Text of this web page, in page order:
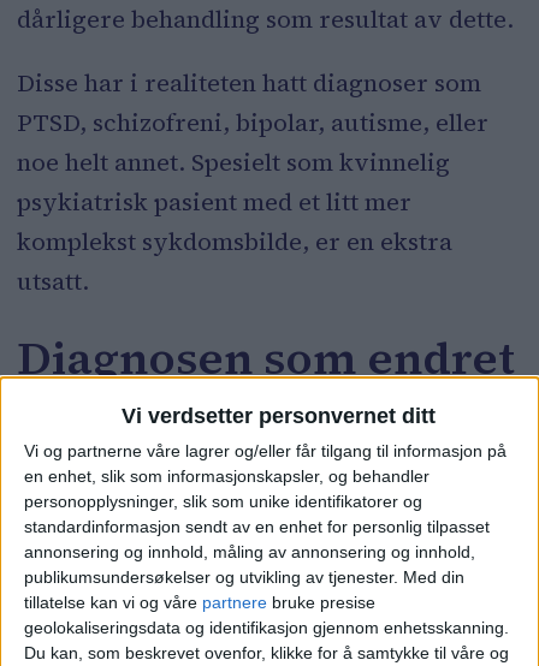
Vi verdsetter personvernet ditt
Vi og partnerne våre lagrer og/eller får tilgang til informasjon på
en enhet, slik som informasjonskapsler, og behandler
personopplysninger, slik som unike identifikatorer og
standardinformasjon sendt av en enhet for personlig tilpasset
annonsering og innhold, måling av annonsering og innhold,
publikumsundersøkelser og utvikling av tjenester. Med din
tillatelse kan vi og våre partnere bruke presise
geolokaliseringsdata og identifikasjon gjennom enhetsskanning.
Du kan, som beskrevet ovenfor, klikke for å samtykke til våre og
dårligere behandling som resultat av dette.
Disse har i realiteten hatt diagnoser som
PTSD, schizofreni, bipolar, autisme, eller
noe helt annet. Spesielt som kvinnelig
psykiatrisk pasient med et litt mer
komplekst sykdomsbilde, er en ekstra
utsatt.
Diagnosen som endret
Alle jeg har snakket med som har hatt
EUPF-diagnosen, kan fortelle at møter med
psykiatrien blir langt vanskeligere. I mitt
tilfelle fikk jeg diagnosen da min psykolog
skulle ut i permisjon.